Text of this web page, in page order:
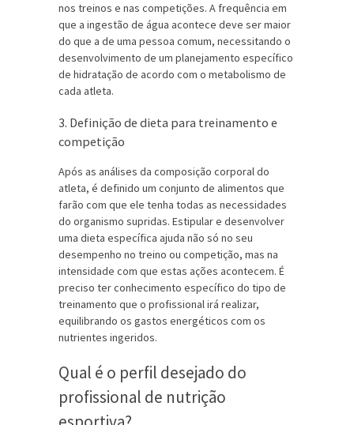
nos treinos e nas competições. A frequência em
que a ingestão de água acontece deve ser maior
do que a de uma pessoa comum, necessitando o
desenvolvimento de um planejamento específico
de hidratação de acordo com o metabolismo de
cada atleta.
3. Definição de dieta para treinamento e
competição
Após as análises da composição corporal do
atleta, é definido um conjunto de alimentos que
farão com que ele tenha todas as necessidades
do organismo supridas. Estipular e desenvolver
uma dieta específica ajuda não só no seu
desempenho no treino ou competição, mas na
intensidade com que estas ações acontecem. É
preciso ter conhecimento específico do tipo de
treinamento que o profissional irá realizar,
equilibrando os gastos energéticos com os
nutrientes ingeridos.
Qual é o perfil desejado do
profissional de nutrição